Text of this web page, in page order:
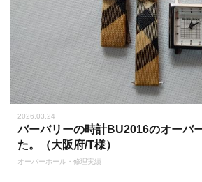
2026.03.24
バーバリーの時計BU2016のオーバ
た。（大阪府/T様）
オーバーホール・修理実績